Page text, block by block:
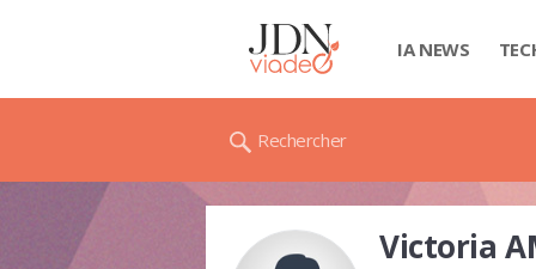
IA NEWS
Rechercher
Victoria